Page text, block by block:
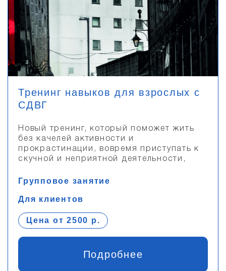
Тренинг навыков для взрослых с
СДВГ
Новый тренинг, который поможет жить
без качелей активности и
прокрастинации, вовремя приступать к
скучной и неприятной деятельности,
Групповое занятие
Для клиентов
Цена от 2500 р.
Подробнее